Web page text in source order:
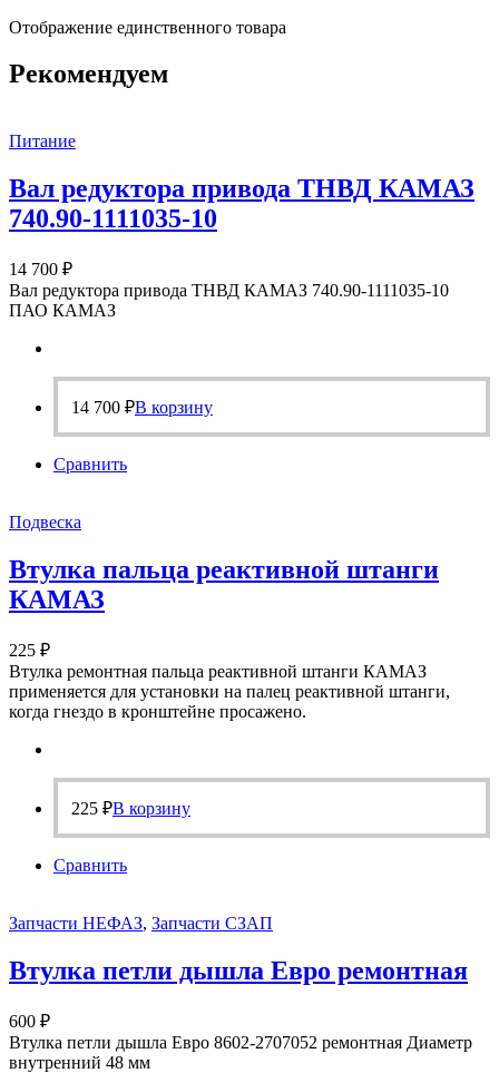
Отображение единственного товара
Рекомендуем
Питание
Вал редуктора привода ТНВД КАМАЗ
740.90-1111035-10
14 700 ₽
Вал редуктора привода ТНВД КАМАЗ 740.90-1111035-10
ПАО КАМАЗ
14 700 ₽В корзину
Сравнить
Подвеска
Втулка пальца реактивной штанги
КАМАЗ
225 ₽
Втулка ремонтная пальца реактивной штанги КАМАЗ
применяется для установки на палец реактивной штанги,
когда гнездо в кронштейне просажено.
225 ₽В корзину
Сравнить
Запчасти НЕФАЗ, Запчасти СЗАП
Втулка петли дышла Евро ремонтная
600 ₽
Втулка петли дышла Евро 8602-2707052 ремонтная Диаметр
внутренний 48 мм